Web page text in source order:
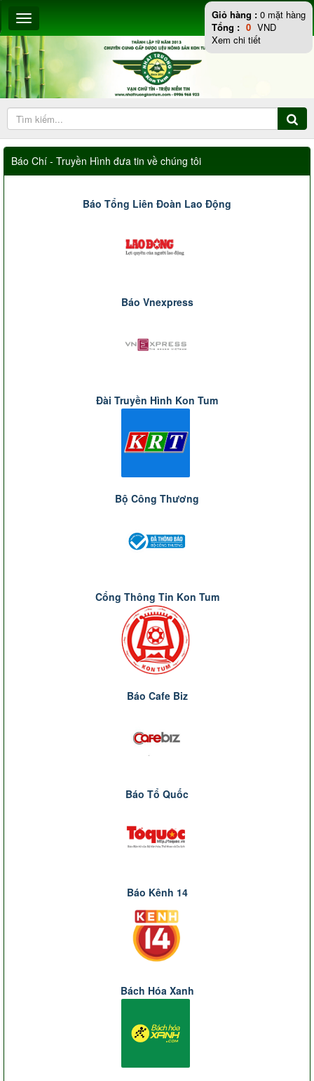
Báo Chí - Truyền Hình đưa tin về chúng tôi
Báo Tổng Liên Đoàn Lao Động
Báo Vnexpress
Đài Truyền Hình Kon Tum
Bộ Công Thương
Cổng Thông Tin Kon Tum
Báo Cafe Biz
Báo Tổ Quốc
Báo Kênh 14
Bách Hóa Xanh
Giỏ hàng : 0 mặt hàng
Tổng : 0 VND
Xem chi tiết